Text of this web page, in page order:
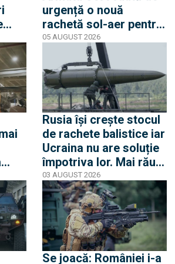
o
urgență o nouă
rachetă sol-aer pentru
interceptarea dronelor
de mici dimensiuni
05 AUGUST 2026
a
Rusia își crește stocul
de rachete balistice iar
Ucraina nu are soluție
împotriva lor. Mai rău e
că multe companii care
produc componente de
rachete nu sunt sub
sancțiuni în Occident
03 AUGUST 2026
Se joacă: României i-a